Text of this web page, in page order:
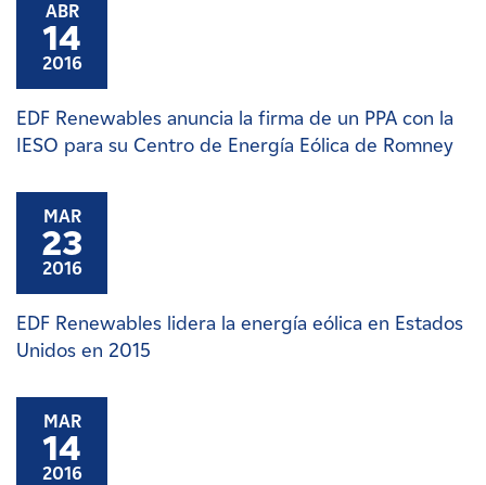
ABR
14
2016
EDF Renewables anuncia la firma de un PPA con la
IESO para su Centro de Energía Eólica de Romney
MAR
23
2016
EDF Renewables lidera la energía eólica en Estados
Unidos en 2015
MAR
14
2016